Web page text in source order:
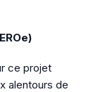
ce projet
alentours de